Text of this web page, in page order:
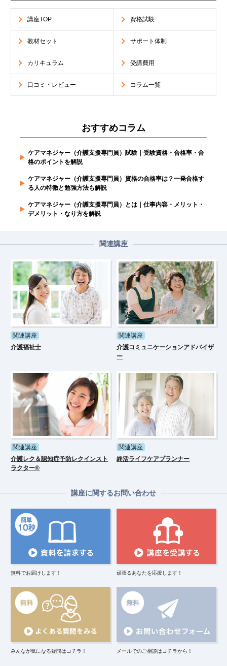
講座TOP 資格試験
教材セット サポート体制
カリキュラム 受講費用
口コミ・レビュー コラム一覧
おすすめコラム
ケアマネジャー（介護支援専門員）試験｜受験資格・合格率・合
格のポイントを解説
ケアマネジャー（介護支援専門員）資格の合格率は？一発合格す
る人の特徴と勉強方法も解説
ケアマネジャー（介護支援専門員）とは｜仕事内容・メリット・
デメリット・なり方を解説
関連講座
関連講座
介護福祉士
関連講座
介護コミュニケーションアドバイザ
ー
関連講座
介護レク＆認知症予防レクインスト
ラクター®
関連講座
終活ライフケアプランナー
講座に関するお問い合わせ
無料でお届けします！ 頑張るあなたを応援します！
みんなが気になる疑問はコチラ！ メールでのご相談はコチラから！